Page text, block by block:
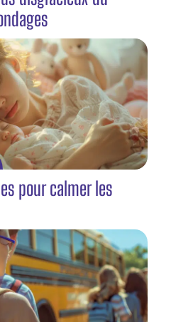
pour calmer les